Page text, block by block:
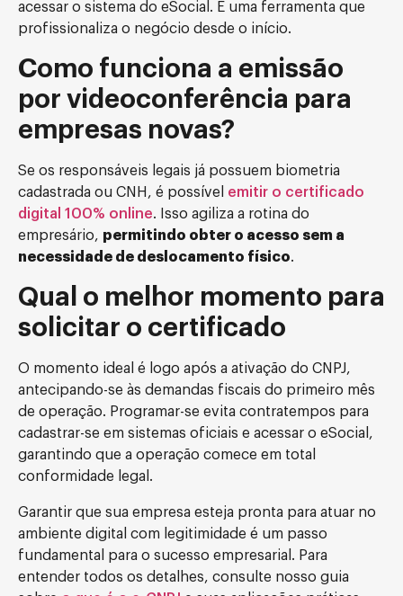
acessar o sistema do eSocial. É uma ferramenta que
profissionaliza o negócio desde o início.
Como funciona a emissão
por videoconferência para
empresas novas?
Se os responsáveis legais já possuem biometria
cadastrada ou CNH, é possível emitir o certificado
digital 100% online. Isso agiliza a rotina do
empresário, permitindo obter o acesso sem a
necessidade de deslocamento físico.
Qual o melhor momento para
solicitar o certificado
O momento ideal é logo após a ativação do CNPJ,
antecipando-se às demandas fiscais do primeiro mês
de operação. Programar-se evita contratempos para
cadastrar-se em sistemas oficiais e acessar o eSocial,
garantindo que a operação comece em total
conformidade legal.
Garantir que sua empresa esteja pronta para atuar no
ambiente digital com legitimidade é um passo
fundamental para o sucesso empresarial. Para
entender todos os detalhes, consulte nosso guia